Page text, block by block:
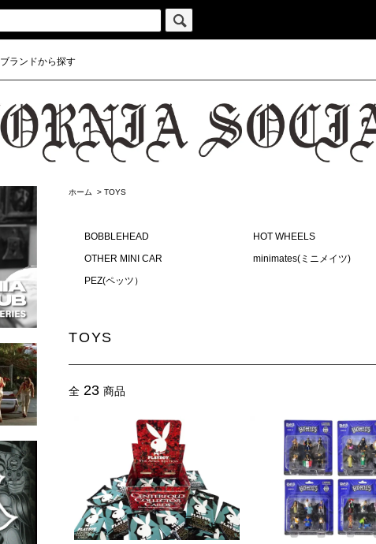
ブランドから探す
ホーム > TOYS
BOBBLEHEAD HOT WHEELS
OTHER MINI CAR
minimates(ミニメイツ)
PEZ(ペッツ）
TOYS
全 23 商品